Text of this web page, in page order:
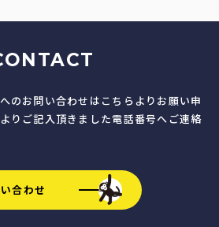
のお問い合わせはこちらよりお願い申
りご記入頂きました電話番号へご連絡
合わせ